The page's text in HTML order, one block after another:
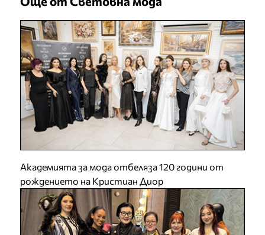
Академията за мода отбеляза 120 години от
рождението на Кристиан Диор